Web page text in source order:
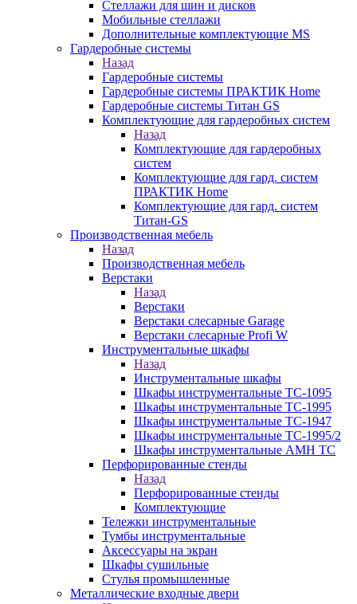
Стеллажи для шин и дисков
Мобильные стеллажи
Дополнительные комплектующие MS
Гардеробные системы
Назад
Гардеробные системы
Гардеробные системы ПРАКТИК Home
Гардеробные системы Титан GS
Комплектующие для гардеробных систем
Назад
Комплектующие для гардеробных
систем
Комплектующие для гард. систем
ПРАКТИК Home
Комплектующие для гард. систем
Титан-GS
Производственная мебель
Назад
Производственная мебель
Верстаки
Назад
Верстаки
Верстаки слесарные Garage
Верстаки слесарные Profi W
Инструментальные шкафы
Назад
Инструментальные шкафы
Шкафы инструментальные TC-1095
Шкафы инструментальные TC-1995
Шкафы инструментальные TC-1947
Шкафы инструментальные TC-1995/2
Шкафы инструментальные AMH TC
Перфорированные стенды
Назад
Перфорированные стенды
Комплектующие
Тележки инструментальные
Тумбы инструментальные
Аксессуары на экран
Шкафы сушильные
Стулья промышленные
Металлические входные двери